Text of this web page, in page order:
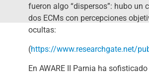
fueron algo “dispersos”: hubo un
dos ECMs con percepciones
ocultas:
(https://www.researchgate.net/
En AWARE II Parnia ha